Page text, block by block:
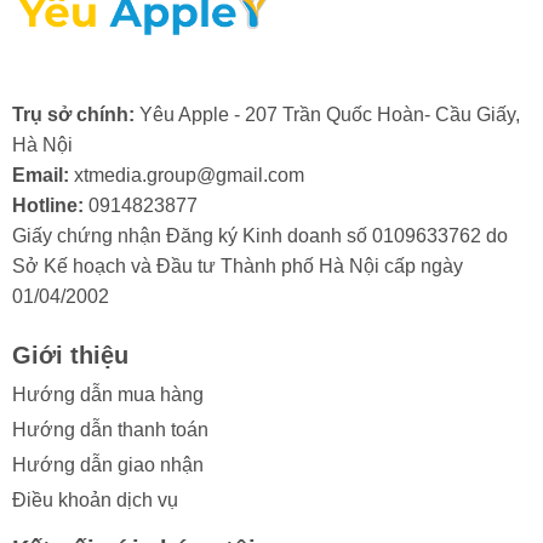
- Lỗi từ nhà sản xuất: Mặc dù hiếm gặp, nhưng đôi khi
hành hoặc thay camera trước iPad mới.
2. Khi nào cần thay camera trước cho
iPad Gen 6?
camera trước iPad bị va đập mạnh, bạn cần thay
camera trước iPad Gen 6 khi nhận thấy các dấu hiệu
sau:
- Ảnh hoặc video bị mờ, không thể lấy nét.
- Chất lượng ảnh chụp kém đi rõ rệt, xuất hiện các vết
Trụ sở chính: Yêu Apple - 207 Trần Quốc Hoàn- Cầu Giấy,
Hà Nội
Email: xtmedia.group@gmail.com
Hotline: 0914823877
Giấy chứng nhận Đăng ký Kinh doanh số 0109633762 do
Sở Kế hoạch và Đầu tư Thành phố Hà Nội cấp ngày
01/04/2002
Giới thiệu
Hướng dẫn mua hàng
Hướng dẫn thanh toán
Hướng dẫn giao nhận
Điều khoản dịch vụ